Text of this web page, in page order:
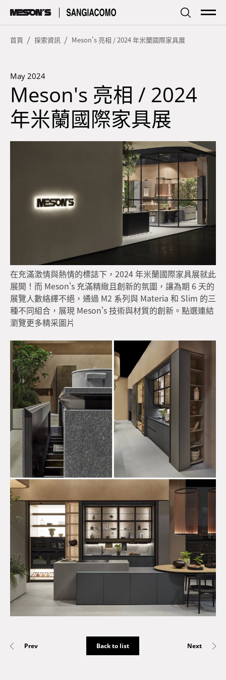
傢居 Living
品牌簡介 Profile
探索資訊 Focus
首頁 探索資訊 Meson's 亮相 / 2024 年米蘭國際家具展
May 2024
Meson's 亮相 / 2024
年米蘭國際家具展
在充滿激情與熱情的標誌下，2024 年米蘭國際家具展就此
展開！而 Meson's 充滿精緻且創新的氛圍，讓為期 6 天的
展覽人數絡繹不絕，通過 M2 系列與 Materia 和 Slim 的三
種不同組合，展現 Meson's 技術與材質的創新。 點選連結
瀏覽更多精采圖片
Prev Back to list Next